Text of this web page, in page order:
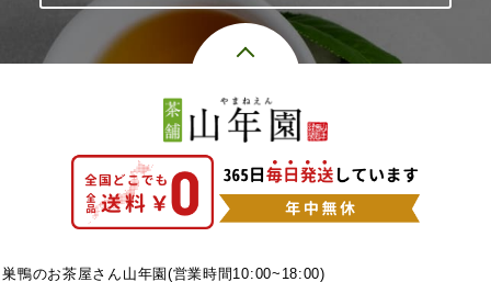
巣鴨のお茶屋さん山年園(営業時間10:00~18:00)